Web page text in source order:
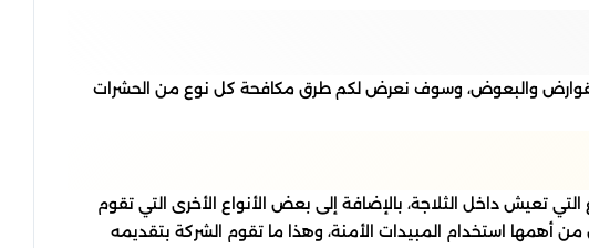
والقوارض والبعوض، وسوف نعرض لكم طرق مكافحة كل نوع من الحشرات
تعيش داخل الثلاجة، بالإضافة إلى بعض الأنواع الأخرى التي تقوم
من أهمها استخدام المبيدات الأمنة، وهذا ما تقوم الشركة بتقديمه